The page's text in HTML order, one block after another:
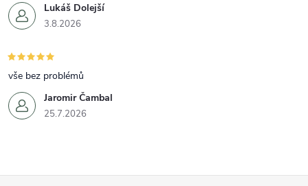
Lukáš Dolejší
3.8.2026
Jaromir Čambal
25.7.2026
vše bez problémů